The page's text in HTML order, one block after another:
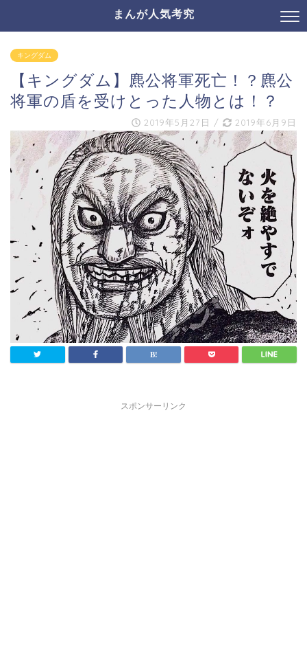
まんが人気考究
キングダム
【キングダム】麃公将軍死亡！？麃公
将軍の盾を受けとった人物とは！？
2019年5月27日 / 2019年6月9日
スポンサーリンク